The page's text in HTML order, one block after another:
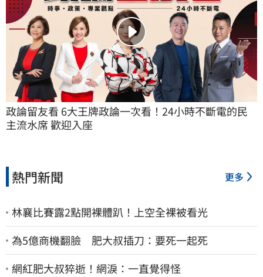
政論留友看 6大王牌政論一次看！24小時不斷電的民
主流水席 歡迎入座
熱門新聞 更多
林襄比賽露2點開裸體趴！上空全裸被看光
為5億商機翻臉 肥大叔插刀：要死一起死
網紅肥大叔猝逝！網淚：一直覺得怪